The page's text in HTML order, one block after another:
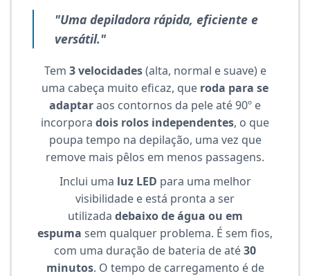
"Uma depiladora rápida, eficiente e
versátil."
Tem 3 velocidades(alta, normal e suave) e
uma cabeça muito eficaz, que roda para se
adaptaraos contornos da pele até 90º e
incorpora dois rolos independentes, o que
poupa tempo na depilação, uma vez que
remove mais pêlos em menos passagens.
Inclui uma luz LED para uma melhor
visibilidade e está pronta a ser
utilizada debaixo de água ou em
espuma sem qualquer problema. É sem fios,
com uma duração de bateria de até30
minutos. O tempo de carregamento é de